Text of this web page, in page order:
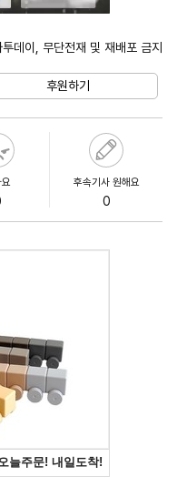
데이, 무단전재 및 재배포 금지
후원하기
후속기사 원해요
0